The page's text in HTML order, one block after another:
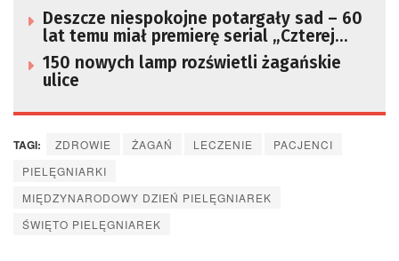
Deszcze niespokojne potargały sad – 60
lat temu miał premierę serial „Czterej
pancerni i pies”
150 nowych lamp rozświetli żagańskie
ulice
TAGI: ZDROWIE ŻAGAŃ LECZENIE
PACJENCI
PIELĘGNIARKI
MIĘDZYNARODOWY DZIEŃ PIELĘGNIAREK
ŚWIĘTO PIELĘGNIAREK